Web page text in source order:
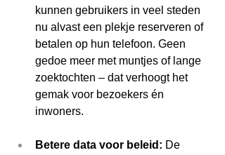
kunnen gebruikers in veel steden
nu alvast een plekje reserveren of
betalen op hun telefoon. Geen
gedoe meer met muntjes of lange
zoektochten – dat verhoogt het
gemak voor bezoekers én
inwoners.
Betere data voor beleid: De